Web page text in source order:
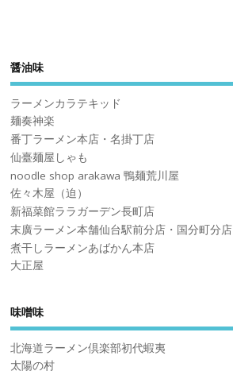
醤油味
ラーメンカラテキッド
麺奏神楽
番丁ラーメン本店・名掛丁店
仙臺麺屋しゃも
noodle shop arakawa 鴨麺荒川屋
佐々木屋（迫）
新福菜館ララガーデン長町店
末廣ラーメン本舗仙台駅前分店・国分町分店
煮干しラーメンあばかん本店
大正屋
味噌味
北海道ラーメン倶楽部初代蝦夷
太陽の村